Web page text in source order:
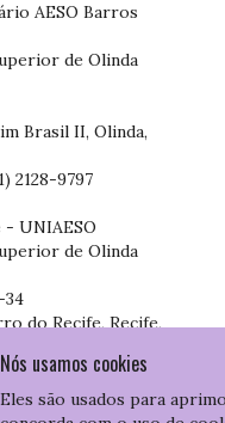
Nós usamos cookies
Eles são usados para
AESO Barros
de Olinda
Brasil II, Olinda,
2128-9797
- UNIAESO
de Olinda
34
do Recife, Recife,
7536